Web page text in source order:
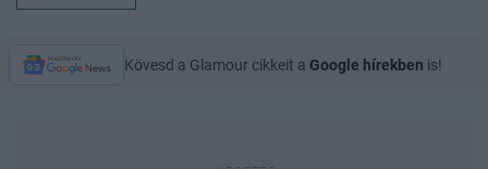
Kövesd a Glamour cikkeit a Google hírekben is!